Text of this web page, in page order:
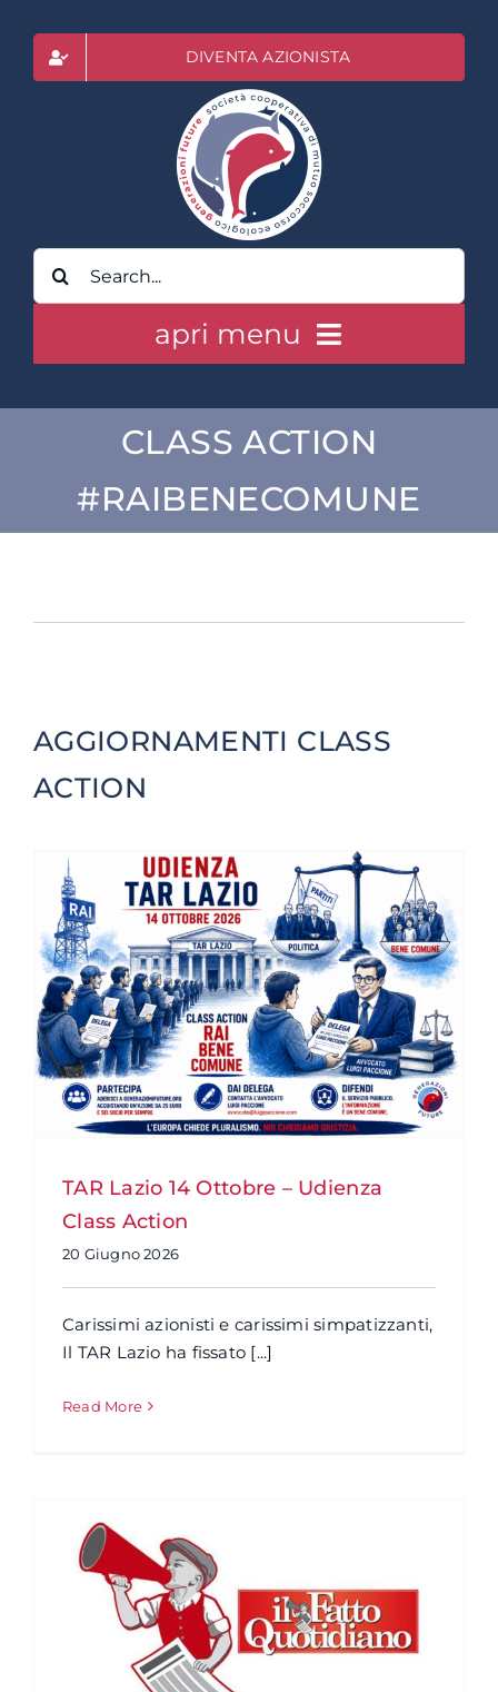
contenuto
DIVENTA AZIONISTA
Cerca
per:
apri menu
CLASS ACTION RAI
ATTIVITÀ
NEWS
CLASS ACTION
#RAIBENECOMUNE
AGGIORNAMENTI CLASS
ACTION
TAR Lazio 14 Ottobre – Udienza
Class Action
20 Giugno 2026
Carissimi azionisti e carissimi simpatizzanti,
Il TAR Lazio ha fissato [...]
Read More